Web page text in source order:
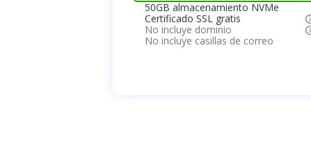
50GB almacenamiento NVMe
Certificado SSL gratis
No incluye dominio
No incluye casillas de correo